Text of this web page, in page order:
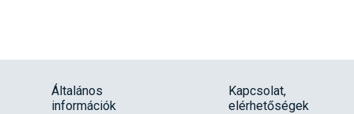
Általános
információk
Kapcsolat,
elérhetőségek